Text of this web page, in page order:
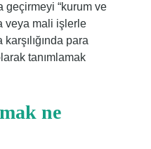
geçirmeyi “kurum ve
veya mali işlerle
para
tanımlamak
ne